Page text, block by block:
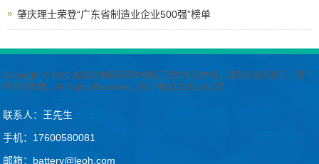
肇庆理士荣登“广东省制造业企业500强”榜单
Copyright © 2022 如本站内容无意中侵犯了您的知识产权，请及时联系我们，我们
将尽快处理。All Rights Reserved. 京ICP备2022011441号
联系人：王先生
手机：17600580081
邮箱：battery@leoh.com